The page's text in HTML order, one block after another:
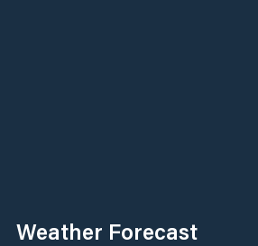
Weather Forecast